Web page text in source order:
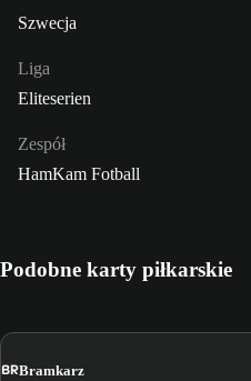
Szwecja
Liga
Eliteserien
Zespół
HamKam Fotball
Podobne karty piłkarskie
BRBramkarz